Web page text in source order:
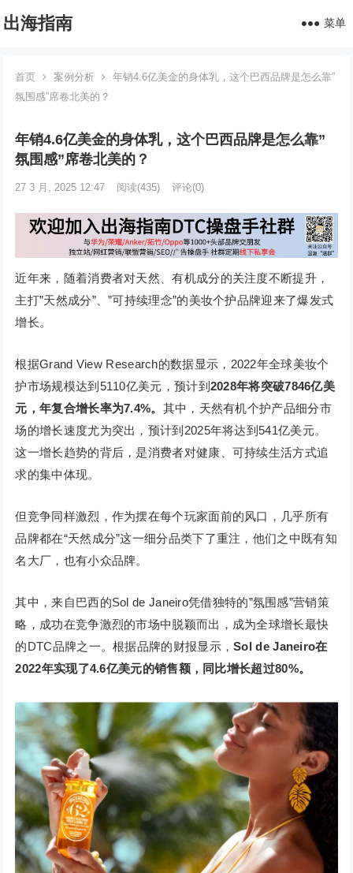
出海指南 菜单
首页 案例分析
年销4.6亿美金的身体乳，这个巴西品牌是怎么靠”
氛围感”席卷北美的？
年销4.6亿美金的身体乳，这个巴西品牌是怎么靠”
氛围感”席卷北美的？
27 3 月, 2025 12:47 阅读(435) 评论(0)
近年来，随着消费者对天然、有机成分的关注度不断提升，
主打”天然成分”、”可持续理念”的美妆个护品牌迎来了爆发式
增长。
根据Grand View Research的数据显示，2022年全球美妆个
护市场规模达到5110亿美元，预计到 2028年将突破7846亿美
元，年复合增长率为7.4%。 其中，天然有机个护产品细分市
场的增长速度尤为突出，预计到2025年将达到541亿美元。
这一增长趋势的背后，是消费者对健康、可持续生活方式追
求的集中体现。
但竞争同样激烈，作为摆在每个玩家面前的风口，几乎所有
品牌都在“天然成分”这一细分品类下了重注，他们之中既有知
名大厂，也有小众品牌。
其中，来自巴西的Sol de Janeiro凭借独特的”氛围感”营销策
略，成功在竞争激烈的市场中脱颖而出，成为全球增长最快
的DTC品牌之一。根据品牌的财报显示，Sol de Janeiro在
2022年实现了4.6亿美元的销售额，同比增长超过80%。